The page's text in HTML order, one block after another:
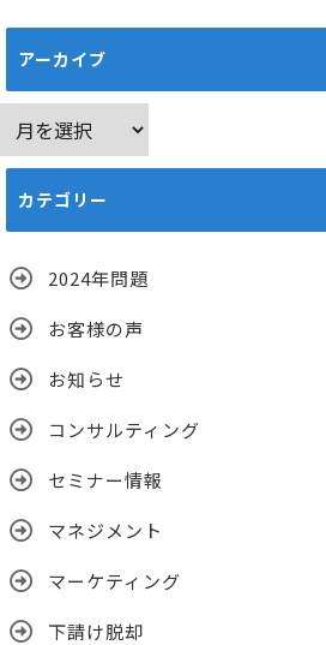
アーカイブ
ー
カ
ブ
カテゴリー
2024年問題
お客様の声
お知らせ
コンサルティング
セミナー情報
マネジメント
マーケティング
下請け脱却